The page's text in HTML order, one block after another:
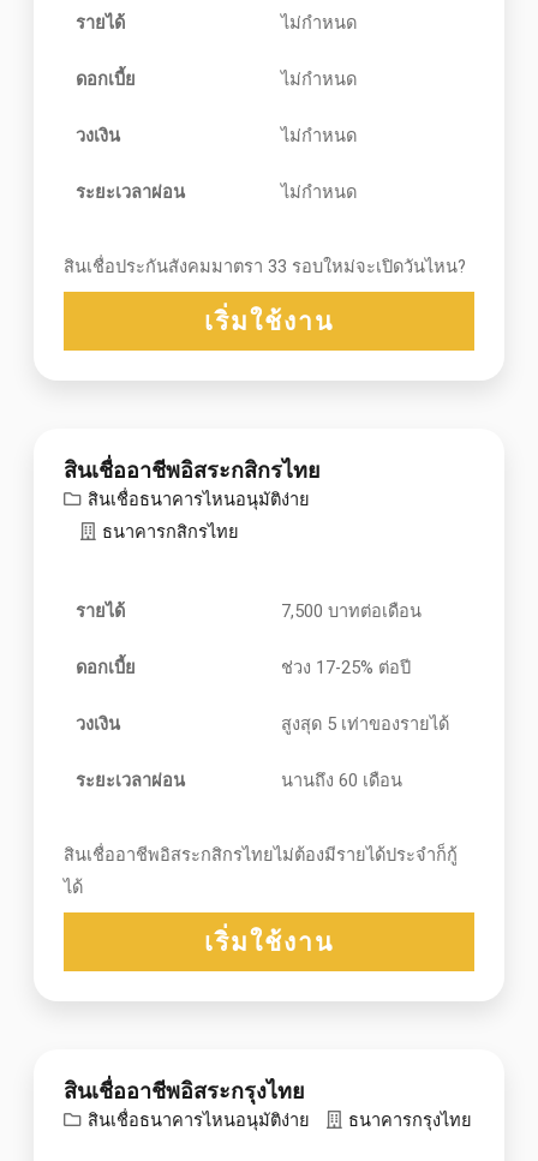
รายได้ ไม่กำหนด
ดอกเบี้ย ไม่กำหนด
วงเงิน ไม่กำหนด
ระยะเวลาผ่อน ไม่กำหนด
สินเชื่อประกันสังคมมาตรา 33 รอบใหม่จะเปิดวันไหน?
เริ่มใช้งาน
สินเชื่ออาชีพอิสระกสิกรไทย
สินเชื่อธนาคารไหนอนุมัติง่าย
ธนาคารกสิกรไทย
รายได้ 7,500 บาทต่อเดือน
ดอกเบี้ย ช่วง 17-25% ต่อปี
วงเงิน สูงสุด 5 เท่าของรายได้
ระยะเวลาผ่อน นานถึง 60 เดือน
สินเชื่ออาชีพอิสระกสิกรไทยไม่ต้องมีรายได้ประจำก็กู้
ได้
เริ่มใช้งาน
สินเชื่ออาชีพอิสระกรุงไทย
สินเชื่อธนาคารไหนอนุมัติง่าย ธนาคารกรุงไทย